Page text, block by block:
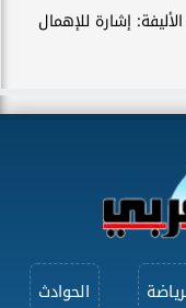
إشارة للإهمال
الحوادث